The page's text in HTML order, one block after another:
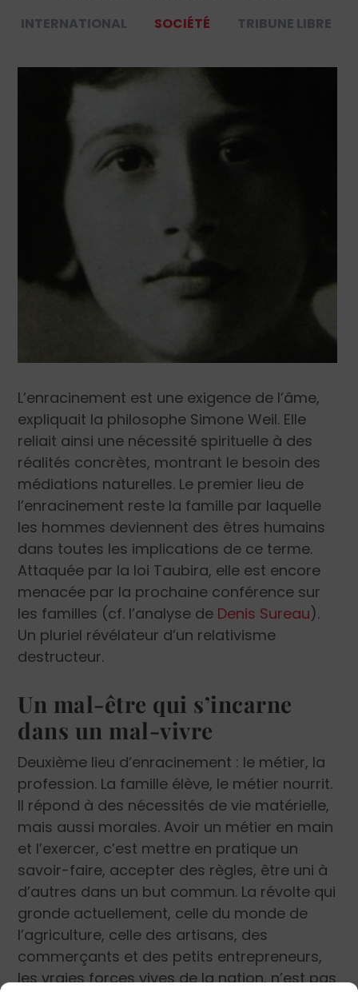
INTERNATIONAL
SOCIÉTÉ TRIBUNE LIBRE
L’enracinement est une exigence de l’âme,
expliquait la philosophe Simone Weil. Elle
reliait ainsi une nécessité spirituelle à des
réalités concrètes, montrant le besoin des
médiations naturelles. Le premier lieu de
l’enracinement reste la famille par laquelle
les hommes deviennent des êtres humains
dans toutes les implications de ce terme.
Attaquée par la loi Taubira, elle est encore
menacée par la prochaine conférence sur
les familles (cf. l’analyse de Denis Sureau).
Un pluriel révélateur d’un relativisme
destructeur.
Un mal-être qui s’incarne
dans un mal-vivre
Deuxième lieu d’enracinement : le métier, la
profession. La famille élève, le métier nourrit.
Il répond à des nécessités de vie matérielle,
mais aussi morales. Avoir un métier en main
et l’exercer, c’est mettre en pratique un
savoir-faire, accepter des règles, être uni à
d’autres dans un but commun. La révolte qui
gronde actuellement, celle du monde de
l’agriculture, celle des artisans, des
commerçants et des petits entrepreneurs,
les vraies forces vives de la nation, n’est pas